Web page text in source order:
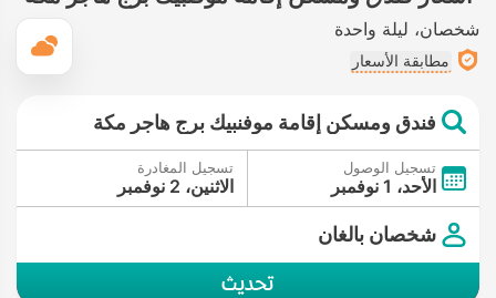
شخصان ليلة واحدة
مطابقة الأسعار
فندق ومسكن إقامة موفنبيك برج هاجر مكة
تسجيل الوصول
الأحد، 1 نوفمبر
تسجيل المغادرة
الاثنين، 2 نوفمبر
شخصان بالغان
تحديث